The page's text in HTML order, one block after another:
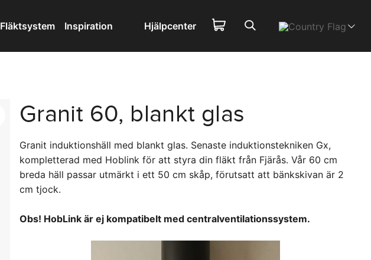
Fläktsystem Inspiration Hjälpcenter
Granit 60, blankt glas
Granit induktionshäll med blankt glas. Senaste induktionstekniken Gx,
kompletterad med Hoblink för att styra din fläkt från Fjärås. Vår 60 cm
breda häll passar utmärkt i ett 50 cm skåp, förutsatt att bänkskivan är 2
cm tjock.
Obs! HobLink är ej kompatibelt med centralventilationssystem.